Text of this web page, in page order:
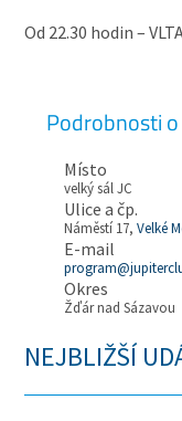
Od 22.30 hodin –
Podrobnosti
Místo
velký sál JC
Ulice a čp.
Náměstí 17,Velké
E-mail
Okres
Žďár nad Sázavou
NEJBLIŽŠÍ